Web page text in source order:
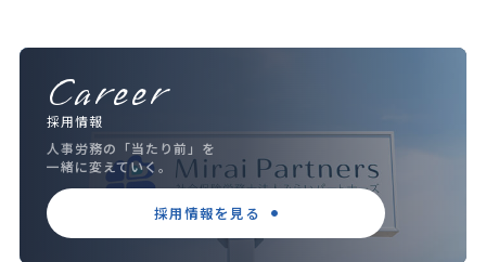
Career
採用情報
人事労務の「当たり前」を
一緒に変えていく。
採用情報を見る